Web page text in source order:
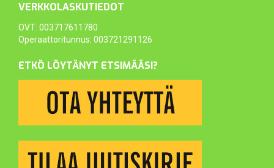
VERKKOLASKUTIEDOT
OVT: 003717611780
Operaattoritunnus: 003721291126
ETKÖ LÖYTÄNYT ETSIMÄÄSI?